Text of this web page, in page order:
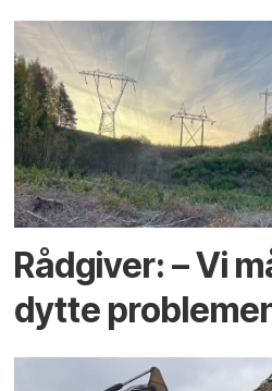
Rådgiver: – Vi
dytte